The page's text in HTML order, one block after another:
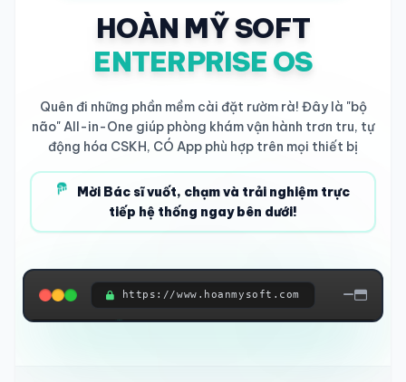
HOÀN MỸ SOFT
ENTERPRISE OS
Quên đi những phần mềm cài đặt rườm rà! Đây là "bộ
não" All-in-One giúp phòng khám vận hành trơn tru, tự
động hóa CSKH, CÓ App phù hợp trên mọi thiết bị
Mời Bác sĩ vuốt, chạm và trải nghiệm trực
tiếp hệ thống ngay bên dưới!
https://www.hoanmysoft.com